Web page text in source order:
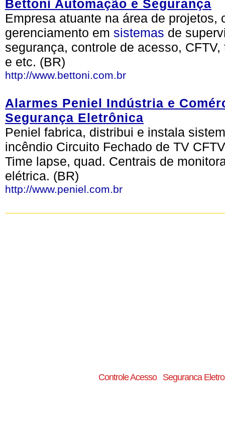
Bettoni Automação e Segurança
Empresa atuante na área de
gerenciamento em sistemas de
segurança, controle de acesso,
e etc. (BR)
http://www.bettoni.com.br
Alarmes Peniel Indústria e
Segurança Eletrônica
Peniel fabrica, distribui e instala
incêndio Circuito Fechado de TV
Time lapse, quad. Centrais de
elétrica. (BR)
http://www.peniel.com.br
Controle Acesso Seguranca